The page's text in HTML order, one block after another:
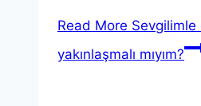
Read More
yakınlaşmalı mıyım?